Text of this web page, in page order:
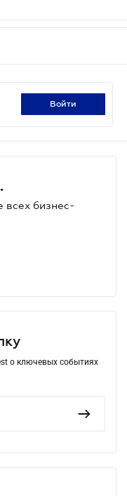
войти
всех бизнес-
о ключевых событиях